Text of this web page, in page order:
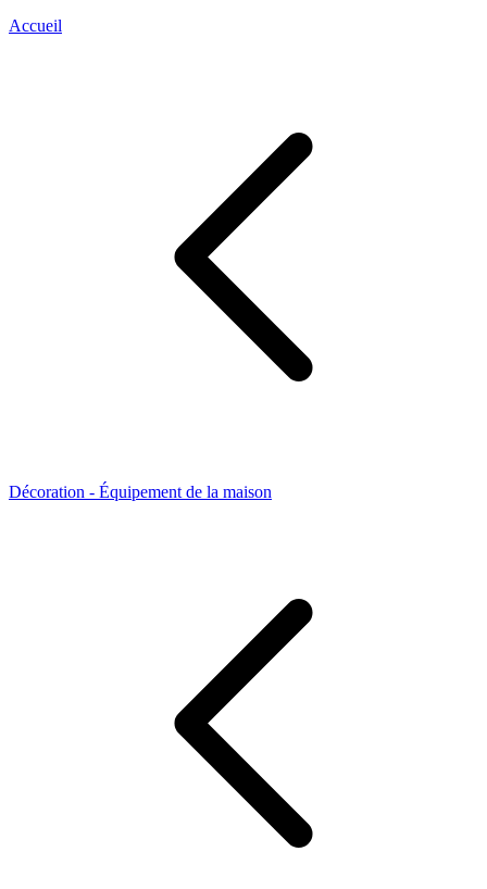
Accueil
Décoration - Équipement de la maison